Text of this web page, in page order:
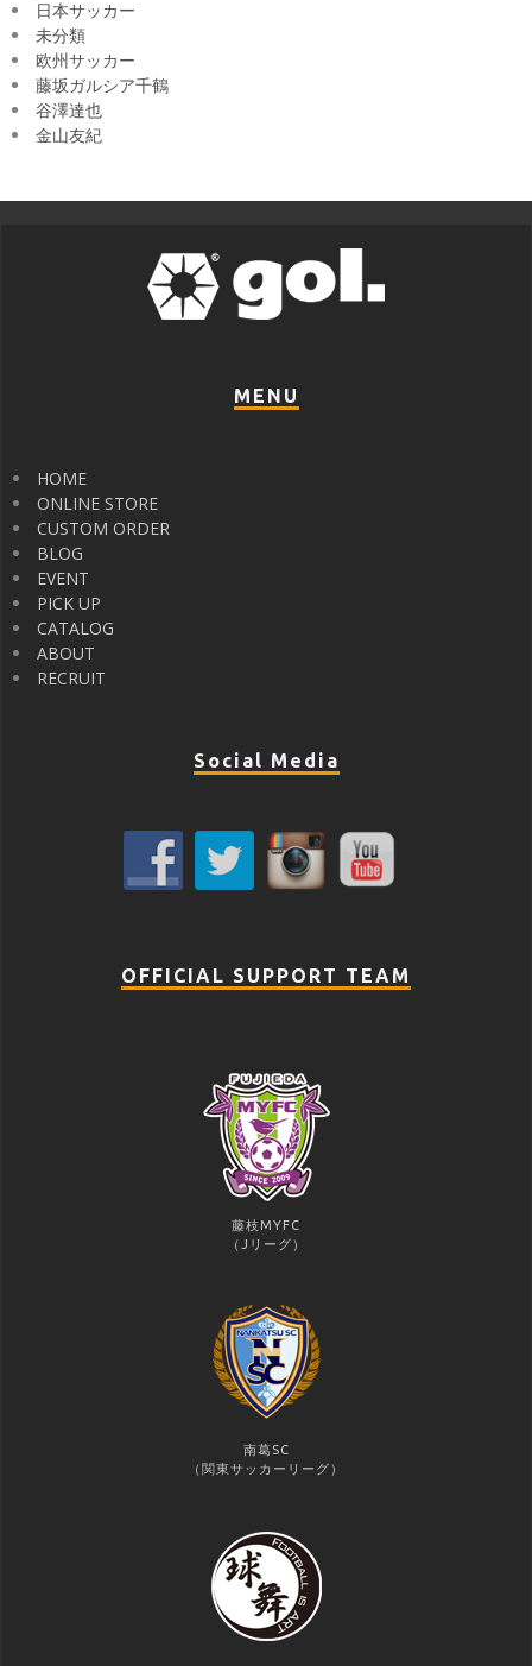
日本サッカー
未分類
欧州サッカー
藤坂ガルシア千鶴
谷澤達也
金山友紀
MENU
HOME
ONLINE STORE
CUSTOM ORDER
BLOG
EVENT
PICK UP
CATALOG
ABOUT
RECRUIT
Social Media
OFFICIAL SUPPORT TEAM
藤枝MYFC
（Jリーグ）
南葛SC
（関東サッカーリーグ）